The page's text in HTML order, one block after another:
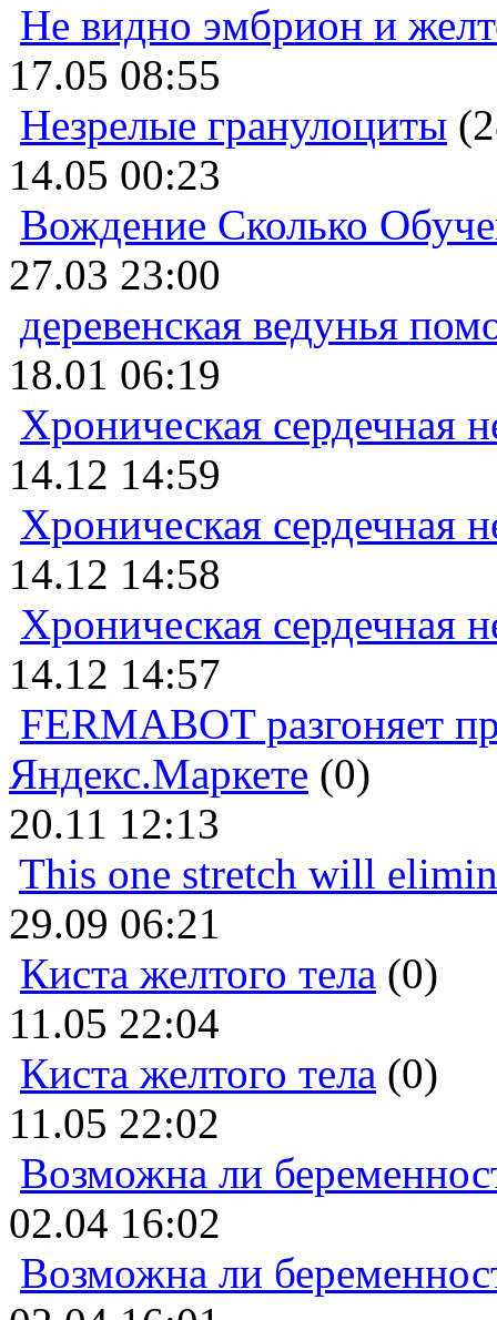
Не видно эмбрион и
17.05 08:55
Незрелые гранулоциты
14.05 00:23
Вождение Сколько
27.03 23:00
деревенская ведунья
18.01 06:19
Хроническая сердечная
14.12 14:59
Хроническая сердечная
14.12 14:58
Хроническая сердечная
14.12 14:57
FERMABOT разгоняет
Яндекс.Маркете (0)
20.11 12:13
This one stretch will
29.09 06:21
Киста желтого тела (0)
11.05 22:04
Киста желтого тела (0)
11.05 22:02
Возможна ли
02.04 16:02
Возможна ли